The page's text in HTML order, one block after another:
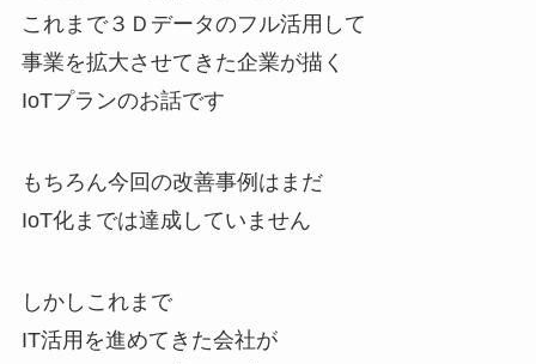
これまで３Ｄデータのフル活用して
事業を拡大させてきた企業が描く
IoTプランのお話です
もちろん今回の改善事例はまだ
IoT化までは達成していません
しかしこれまで
IT活用を進めてきた会社が